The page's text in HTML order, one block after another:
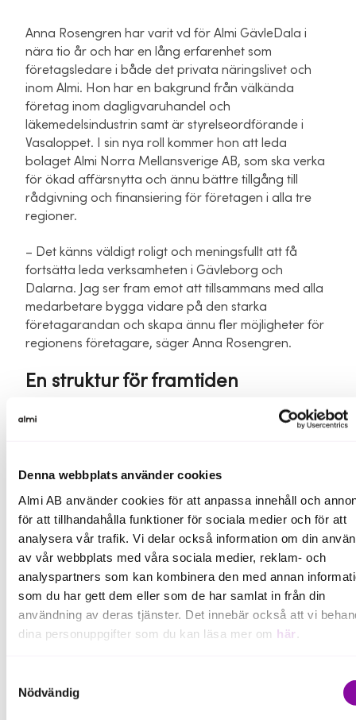
Denna webbplats använder cookies
Almi AB använder cookies för att anpassa innehåll och
för att tillhandahålla funktioner för sociala medier och för att
analysera vår trafik. Vi delar också information om din
av vår webbplats med våra sociala medier, reklam- och
analyspartners som kan kombinera den med annan
som du har gett dem eller som de har samlat in från din
användning av deras tjänster. Det innebär också att vi
dina personuppgifter som du kan läsa mer om här
delning av information enligt ovan, inte att ske, förutom för
som är nödvändiga för att hemsidan ska fungera se mer
Nödvändig
Anna Rosengren har varit vd för Almi GävleDala i
nära tio år och har en lång erfarenhet som
företagsledare i både det privata näringslivet och
inom Almi. Hon har en bakgrund från välkända
företag inom dagligvaruhandel och
läkemedelsindustrin samt är styrelseordförande i
Vasaloppet. I sin nya roll kommer hon att leda
bolaget Almi Norra Mellansverige AB, som ska verka
för ökad affärsnytta och ännu bättre tillgång till
rådgivning och finansiering för företagen i alla tre
regioner.
– Det känns väldigt roligt och meningsfullt att få
fortsätta leda verksamheten i Gävleborg och
Dalarna. Jag ser fram emot att tillsammans med alla
medarbetare bygga vidare på den starka
företagarandan och skapa ännu fler möjligheter för
regionens företagare, säger Anna Rosengren.
En struktur för framtiden
Sammanslagningen är en del av Almis nya
bolagsstruktur. Syftet är att stärka verksamheten och
att tappa den lokala förankringen. Louise Törnefalk
ordförande i Almi Värmland och är nu ordförande i
Almi Norra Mellansverige AB.
– Sammanslagningen ger oss större möjligheter att
samarbeta och dela kunskap över regiongränserna.
Kontoren i Gävle, Hudiksvall, Falun och Mora och de
rådgivare som finns där kommer fortsätta att finnas
nära företagen i Gävleborg och Dalarna. Det nya
både näringslivet och från Almi, säger Louise